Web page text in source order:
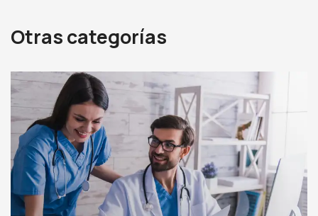
Otras categorías